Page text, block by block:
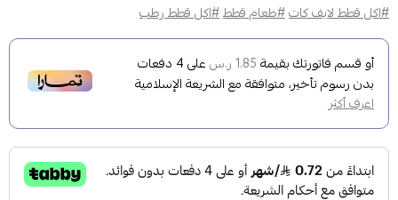
#اكل قطط لايف كات#طعام قطط#اكل قطط رطب
أو قسم فاتورتك بقيمة 1.85 ر.س على4 دفعات
بدون رسوم تأخير، متوافقة مع الشريعة الإسلامية
اعرف أكثر